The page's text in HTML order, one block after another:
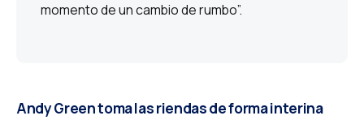
momento de un cambio de rumbo”.
Andy Green toma las riendas de forma interina